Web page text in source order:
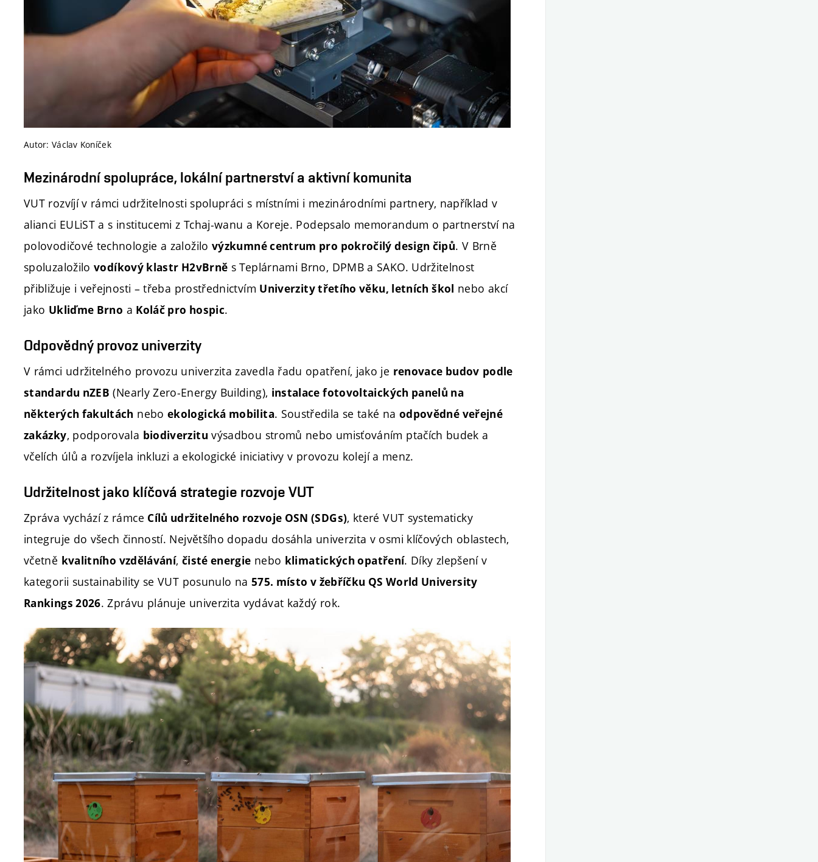
Autor: Václav Koníček
Mezinárodní spolupráce, lokální partnerství a aktivní komunita
VUT rozvíjí v rámci udržitelnosti spolupráci s místními i mezinárodními partnery, například v
alianci EULiST a s institucemi z Tchaj-wanu a Koreje. Podepsalo memorandum o partnerství na
polovodičové technologie a založilo výzkumné centrum pro pokročilý design čipů. V Brně
spoluzaložilo vodíkový klastr H2vBrně s Teplárnami Brno, DPMB a SAKO. Udržitelnost
přibližuje i veřejnosti – třeba prostřednictvím Univerzity třetího věku, letních škol nebo akcí
jako Ukliďme Brno a Koláč pro hospic.
Odpovědný provoz univerzity
V rámci udržitelného provozu univerzita zavedla řadu opatření, jako je renovace budov podle
standardu nZEB (Nearly Zero-Energy Building), instalace fotovoltaických panelů na
některých fakultách nebo ekologická mobilita. Soustředila se také na odpovědné veřejné
zakázky, podporovala biodiverzitu výsadbou stromů nebo umisťováním ptačích budek a
včelích úlů a rozvíjela inkluzi a ekologické iniciativy v provozu kolejí a menz.
Udržitelnost jako klíčová strategie rozvoje VUT
Zpráva vychází z rámce Cílů udržitelného rozvoje OSN (SDGs), které VUT systematicky
integruje do všech činností. Největšího dopadu dosáhla univerzita v osmi klíčových oblastech,
včetně kvalitního vzdělávání, čisté energie nebo klimatických opatření. Díky zlepšení v
kategorii sustainability se VUT posunulo na 575. místo v žebříčku QS World University
Rankings 2026. Zprávu plánuje univerzita vydávat každý rok.